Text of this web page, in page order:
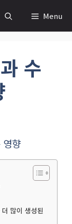
Menu
수
영향
많이 생성된